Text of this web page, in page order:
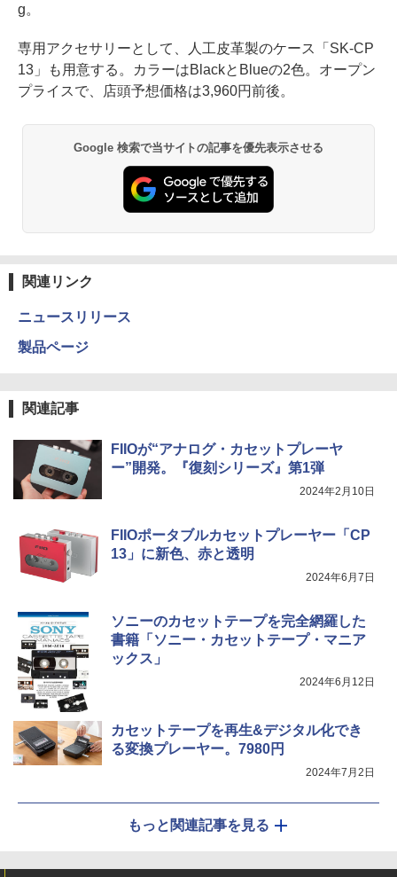
g。
専用アクセサリーとして、人工皮革製のケース「SK-CP
13」も用意する。カラーはBlackとBlueの2色。オープン
プライスで、店頭予想価格は3,960円前後。
Google 検索で当サイトの記事を優先表示させる
関連リンク
ニュースリリース
製品ページ
関連記事
FIIOが“アナログ・カセットプレーヤ
ー”開発。『復刻シリーズ』第1弾
2024年2月10日
FIIOポータブルカセットプレーヤー「CP
13」に新色、赤と透明
2024年6月7日
ソニーのカセットテープを完全網羅した
書籍「ソニー・カセットテープ・マニア
ックス」
2024年6月12日
カセットテープを再生&デジタル化でき
る変換プレーヤー。7980円
2024年7月2日
もっと関連記事を見る